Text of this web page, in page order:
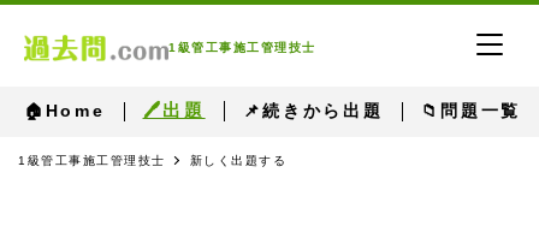
1級管工事施工管理技士
🏠Home 🖊出題 📌続きから出題 📁問題一覧
1級管工事施工管理技士 新しく出題する